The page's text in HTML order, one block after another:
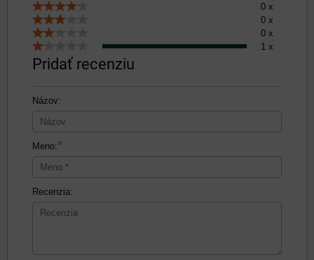
0 x
0 x
0 x
1 x
Pridať recenziu
Názov:
Meno:*
Recenzia: